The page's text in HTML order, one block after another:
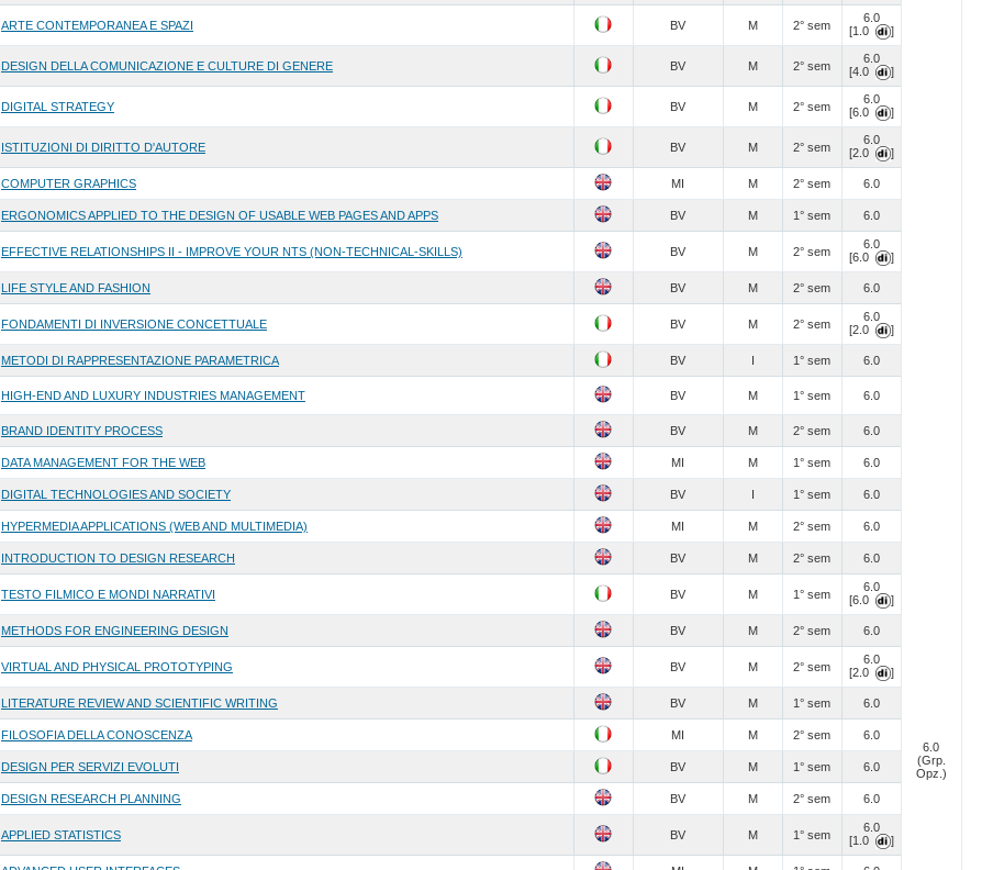
6.0
(Grp.
Opz.)
ARTE CONTEMPORANEA E SPAZI BV M 2° sem
6.0
[1.0
]
DESIGN DELLA COMUNICAZIONE E CULTURE DI GENERE BV M 2° sem
6.0
[4.0
]
DIGITAL STRATEGY BV M 2° sem
6.0
[6.0
]
ISTITUZIONI DI DIRITTO D'AUTORE BV M 2° sem
6.0
[2.0
]
COMPUTER GRAPHICS MI M 2° sem 6.0
ERGONOMICS APPLIED TO THE DESIGN OF USABLE WEB PAGES AND APPS BV M 1° sem 6.0
EFFECTIVE RELATIONSHIPS II - IMPROVE YOUR NTS (NON-TECHNICAL-SKILLS) BV M 2° sem
6.0
[6.0
]
LIFE STYLE AND FASHION BV M 2° sem 6.0
FONDAMENTI DI INVERSIONE CONCETTUALE BV M 2° sem
6.0
[2.0
]
METODI DI RAPPRESENTAZIONE PARAMETRICA BV I 1° sem 6.0
HIGH-END AND LUXURY INDUSTRIES MANAGEMENT BV M 1° sem 6.0
BRAND IDENTITY PROCESS BV M 2° sem 6.0
DATA MANAGEMENT FOR THE WEB MI M 1° sem 6.0
DIGITAL TECHNOLOGIES AND SOCIETY BV I 1° sem 6.0
HYPERMEDIA APPLICATIONS (WEB AND MULTIMEDIA) MI M 2° sem 6.0
INTRODUCTION TO DESIGN RESEARCH BV M 2° sem 6.0
TESTO FILMICO E MONDI NARRATIVI BV M 1° sem
6.0
[6.0
]
METHODS FOR ENGINEERING DESIGN BV M 2° sem 6.0
VIRTUAL AND PHYSICAL PROTOTYPING BV M 2° sem
6.0
[2.0
]
LITERATURE REVIEW AND SCIENTIFIC WRITING BV M 1° sem 6.0
FILOSOFIA DELLA CONOSCENZA MI M 2° sem 6.0
DESIGN PER SERVIZI EVOLUTI BV M 1° sem 6.0
DESIGN RESEARCH PLANNING BV M 2° sem 6.0
APPLIED STATISTICS BV M 1° sem
6.0
[1.0
]